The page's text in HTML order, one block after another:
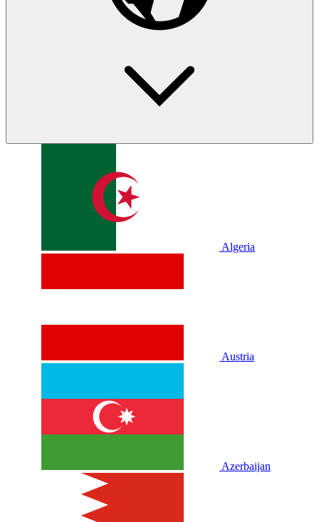
Algeria
Austria
Azerbaijan